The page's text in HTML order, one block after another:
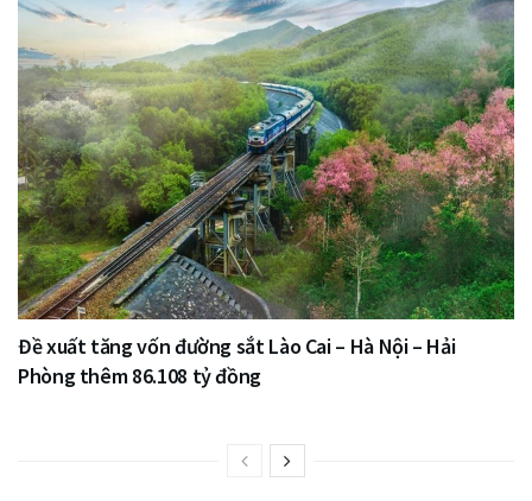
Đề xuất tăng vốn đường sắt Lào Cai – Hà Nội – Hải
Phòng thêm 86.108 tỷ đồng